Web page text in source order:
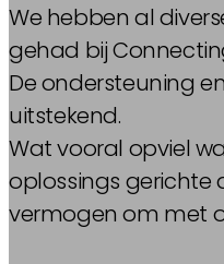
We hebben al
gehad bij
De ondersteuning
uitstekend.
Wat vooral opviel
oplossings gerichte
vermogen om met